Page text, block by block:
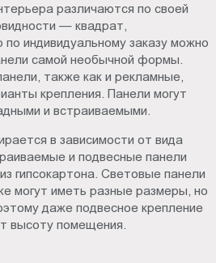
различаются по своей
— квадрат,
по индивидуальному заказу можно
самой необычной формы.
также как и рекламные,
крепления. Панели могут
и встраиваемыми.
в зависимости от вида
и подвесные панели
гипсокартона. Световые панели
могут иметь разные размеры, но
даже подвесное крепление
высоту помещения.